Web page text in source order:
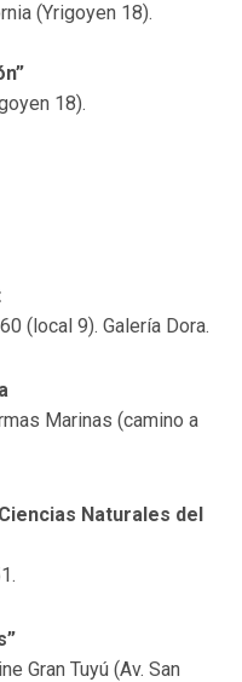
(Yrigoyen 18).
18).
(local 9). Galería Dora.
Marinas (camino a
Naturales del
Gran Tuyú (Av. San